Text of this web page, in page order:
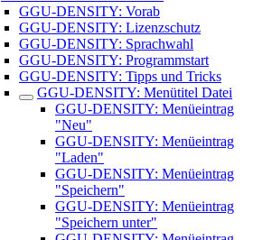
GGU-DENSITY: Vorab
GGU-DENSITY: Lizenzschutz
GGU-DENSITY: Sprachwahl
GGU-DENSITY: Programmstart
GGU-DENSITY: Tipps und Tricks
GGU-DENSITY: Menütitel Datei
GGU-DENSITY: Menüeintrag
"Neu"
GGU-DENSITY: Menüeintrag
"Laden"
GGU-DENSITY: Menüeintrag
"Speichern"
GGU-DENSITY: Menüeintrag
"Speichern unter"